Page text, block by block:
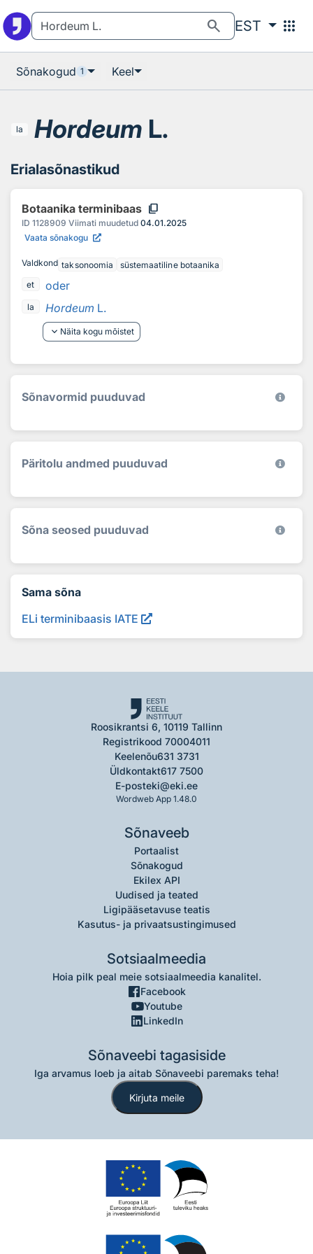
search EST apps
Sõnakogud 1 Keel
la Hordeum L.
Erialasõnastikud
Botaanika terminibaas content_copy
ID 1128909 Viimati muudetud 04.01.2025
Vaata sõnakogu
Valdkond taksonoomia
süstemaatiline botaanika
et
oder
la Hordeum L.
keyboard_arrow_down Näita kogu mõistet
Sõnavormid puuduvad
Päritolu andmed puuduvad
Sõna seosed puuduvad
Sama sõna
ELi terminibaasis IATE
Roosikrantsi 6, 10119 Tallinn
Registrikood 70004011
Keelenõu631 3731
Üldkontakt617 7500
E-posteki@eki.ee
Wordweb App 1.48.0
Sõnaveeb
Portaalist
Sõnakogud
Ekilex API
Uudised ja teated
Ligipääsetavuse teatis
Kasutus- ja privaatsustingimused
Sotsiaalmeedia
Hoia pilk peal meie sotsiaalmeedia kanalitel.
Facebook
Youtube
LinkedIn
Sõnaveebi tagasiside
Iga arvamus loeb ja aitab Sõnaveebi paremaks teha!
Kirjuta meile